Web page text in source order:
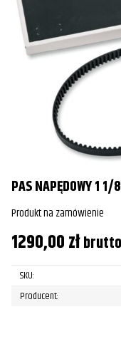
PAS NAPĘDOWY 1
Produkt na zamówienie
1290,00złbrutto
SKU:
Producent: